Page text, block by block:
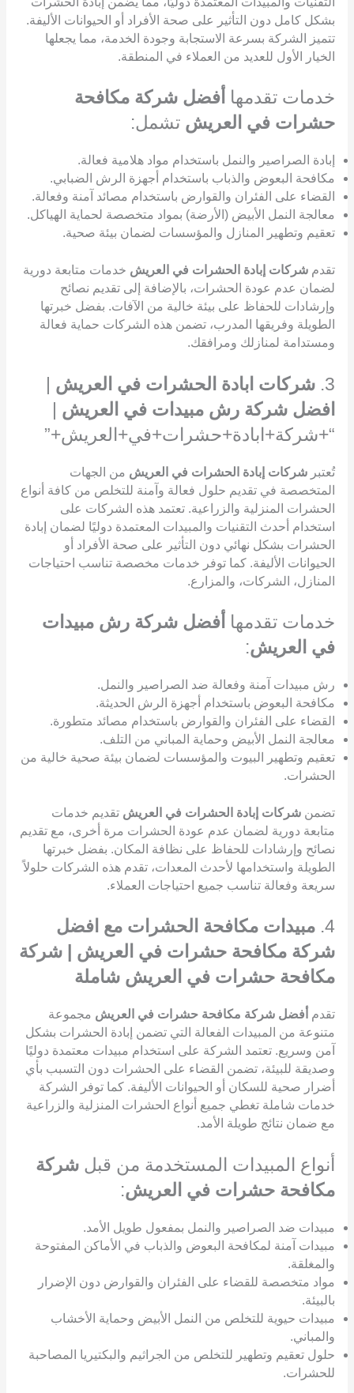
بشكل كامل دون التأثير على صحة الأفراد أو الحيوانات الأليفة.
تتميز الشركة بسرعة الاستجابة وجودة الخدمة، مما يجعلها
الخيار الأول للعديد من العملاء في المنطقة.
خدمات تقدمها أفضل شركة مكافحة
حشرات في العريش تشمل:
إبادة الصراصير والنمل باستخدام مواد هلامية فعالة.
مكافحة البعوض والذباب باستخدام أجهزة الرش الضبابي.
القضاء على الفئران والقوارض باستخدام مصائد آمنة وفعالة.
معالجة النمل الأبيض (الأرضة) بمواد متخصصة لحماية الهياكل.
تعقيم وتطهير المنازل والمؤسسات لضمان بيئة صحية.
تقدم شركات إبادة الحشرات في العريش خدمات متابعة دورية
لضمان عدم عودة الحشرات، بالإضافة إلى تقديم نصائح
وإرشادات للحفاظ على بيئة خالية من الآفات. بفضل خبرتها
الطويلة وفريقها المدرب، تضمن هذه الشركات حماية فعالة
ومستدامة لمنازلك ومرافقك.
3. شركات ابادة الحشرات في العريش |
افضل شركة رش مبيدات في العريش |
“+شركة+ابادة+حشرات+في+العريش+”
تُعتبر شركات إبادة الحشرات في العريش من الجهات
المتخصصة في تقديم حلول فعالة وآمنة للتخلص من كافة أنواع
الحشرات المنزلية والزراعية. تعتمد هذه الشركات على
استخدام أحدث التقنيات والمبيدات المعتمدة دوليًا لضمان إبادة
الحشرات بشكل نهائي دون التأثير على صحة الأفراد أو
الحيوانات الأليفة. كما توفر خدمات مخصصة تناسب احتياجات
المنازل، الشركات، والمزارع.
خدمات تقدمها أفضل شركة رش مبيدات
في العريش:
رش مبيدات آمنة وفعالة ضد الصراصير والنمل.
مكافحة البعوض باستخدام أجهزة الرش الحديثة.
القضاء على الفئران والقوارض باستخدام مصائد متطورة.
معالجة النمل الأبيض وحماية المباني من التلف.
تعقيم وتطهير البيوت والمؤسسات لضمان بيئة صحية خالية من
الحشرات.
تضمن شركات إبادة الحشرات في العريش تقديم خدمات
متابعة دورية لضمان عدم عودة الحشرات مرة أخرى، مع تقديم
نصائح وإرشادات للحفاظ على نظافة المكان. بفضل خبرتها
الطويلة واستخدامها لأحدث المعدات، تقدم هذه الشركات حلولاً
سريعة وفعالة تناسب جميع احتياجات العملاء.
4. مبيدات مكافحة الحشرات مع افضل
شركة مكافحة حشرات في العريش | شركة
مكافحة حشرات في العريش شاملة
تقدم أفضل شركة مكافحة حشرات في العريش مجموعة
متنوعة من المبيدات الفعالة التي تضمن إبادة الحشرات بشكل
آمن وسريع. تعتمد الشركة على استخدام مبيدات معتمدة دوليًا
وصديقة للبيئة، تضمن القضاء على الحشرات دون التسبب بأي
أضرار صحية للسكان أو الحيوانات الأليفة. كما توفر الشركة
خدمات شاملة تغطي جميع أنواع الحشرات المنزلية والزراعية
مع ضمان نتائج طويلة الأمد.
أنواع المبيدات المستخدمة من قبل شركة
مكافحة حشرات في العريش:
مبيدات ضد الصراصير والنمل بمفعول طويل الأمد.
مبيدات آمنة لمكافحة البعوض والذباب في الأماكن المفتوحة
والمغلقة.
مواد متخصصة للقضاء على الفئران والقوارض دون الإضرار
بالبيئة.
مبيدات حيوية للتخلص من النمل الأبيض وحماية الأخشاب
والمباني.
حلول تعقيم وتطهير للتخلص من الجراثيم والبكتيريا المصاحبة
للحشرات.